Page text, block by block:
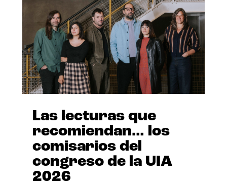
Las lecturas que
recomiendan… los
comisarios del
congreso de la UIA
2026